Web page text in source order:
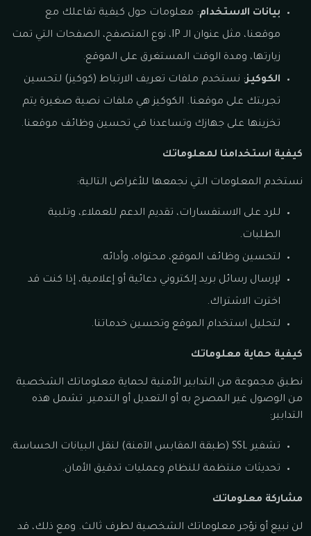
بيانات الاستخدام: معلومات حول كيفية تفاعلك مع
موقعنا، مثل عنوان الـ IP، نوع المتصفح، الصفحات التي تمت
زيارتها، ومدة الوقت المستغرق على الموقع.
الكوكيز: نستخدم ملفات تعريف الارتباط (كوكيز) لتحسين
تجربتك على موقعنا. الكوكيز هي ملفات نصية صغيرة يتم
تخزينها على جهازك وتساعدنا في تحسين وظائف موقعنا.
كيفية استخدامنا لمعلوماتك
نستخدم المعلومات التي نجمعها للأغراض التالية:
للرد على الاستفسارات، تقديم الدعم للعملاء، وتلبية
الطلبات.
لتحسين وظائف الموقع، محتواه، وأدائه.
لإرسال رسائل بريد إلكتروني دعائية أو إعلامية، إذا كنت قد
اخترت الاشتراك.
لتحليل استخدام الموقع وتحسين خدماتنا.
كيفية حماية معلوماتك
نطبق مجموعة من التدابير الأمنية لحماية معلوماتك الشخصية
من الوصول غير المصرح به أو التعديل أو التدمير. تشمل هذه
التدابير:
تشفير SSL (طبقة المقابس الآمنة) لنقل البيانات الحساسة.
تحديثات منتظمة للنظام وعمليات تدقيق الأمان.
مشاركة معلوماتك
لن نبيع أو نؤجر معلوماتك الشخصية لطرف ثالث. ومع ذلك، قد